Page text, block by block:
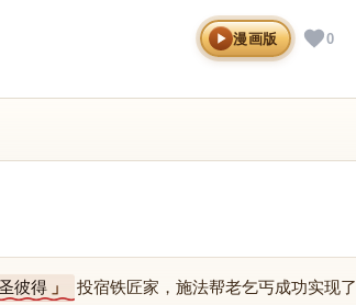
漫画版 0
彼得
投宿铁匠家，施法帮老乞丐成功实现了